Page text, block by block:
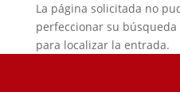
La página solicitada no
perfeccionar su
para localizar la entrada.